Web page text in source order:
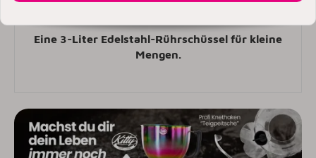
Eine 3-Liter Edelstahl-Rührschüssel für kleine
Mengen.